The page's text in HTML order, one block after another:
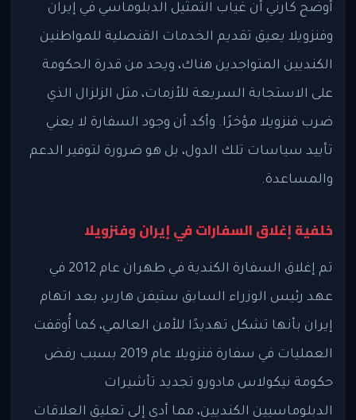
أوضح كارني أن غياب التمثيل الدبلوماسي في إيران
وفنزويلا يعيق تقديم الخدمات القنصلية للمواطنين
الكنديين المتواجدين هناك، ويحد من قدرة الحكومة
على الاستجابة السريعة للأزمات، مثل الزلزال الذي
ضرب فنزويلا مؤخرًا. وأكد أن وجود السفارة لا يعني
تأييد سياسات تلك الدول، بل هو ضرورة لتوفير الدعم
والمساعدة.
خلفية إغلاق السفارات في إيران وفنزويلا
تم إغلاق السفارة الكندية في طهران عام 2012 في
عهد رئيس الوزراء السابق ستيفن هاربر، بعد اتهام
إيران بأنها تشكل تهديدًا للأمن العالمي، كما أُوقفت
العمليات في سفارة فنزويلا عام 2019 بسبب رفض
حكومة نيكولاس مادورو تجديد تأشيرات
الدبلوماسيين الكنديين، مما أدى إلى تعليق العلاقات